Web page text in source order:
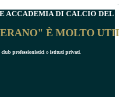
ACCADEMIA DI CALCIO DEL
È MOLTO
club professionistici o istituti privati